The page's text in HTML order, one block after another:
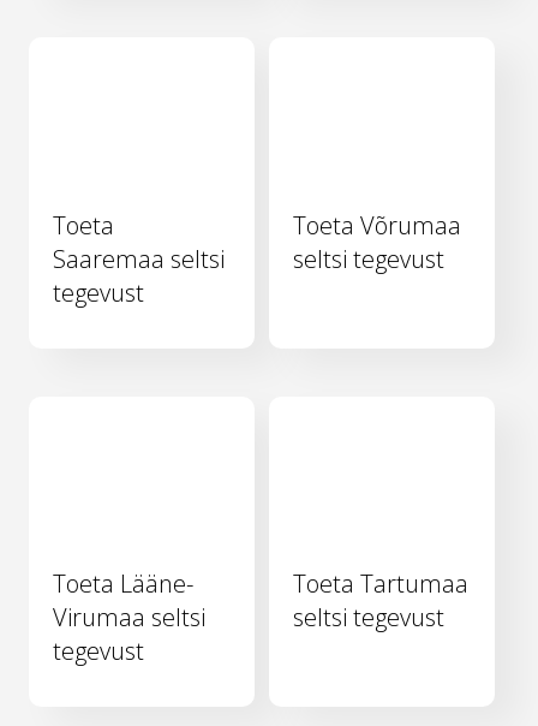
Toeta
Saaremaa seltsi
tegevust
Toeta Võrumaa
seltsi tegevust
Toeta Lääne-
Virumaa seltsi
tegevust
Toeta Tartumaa
seltsi tegevust